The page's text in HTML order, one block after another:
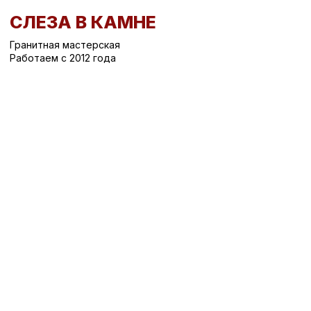
СЛЕЗА В КАМНЕ
Работаем с 2012 года
Вернуться назад / Вертикальные памятники на могилу
Памятник на могилу СК-513